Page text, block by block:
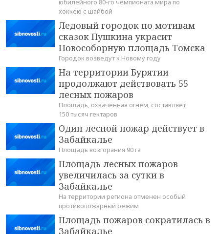
юбилейного 80-го чемпионата мира по
хоккею с шайбой
Ледовый городок по мотивам
сказок Пушкина украсит
Новособорную площадь Томска
Городок возведут к Новому году
На территории Бурятии
продолжают действовать 55
лесных пожаров
Площадь, охваченная огнем, составляет
150 тысяч гектаров
Один лесной пожар действует в
Забайкалье
Площадь возгорания 90 га
Площадь лесных пожаров
увеличилась за сутки в
Забайкалье
На территории региона отменен особый
противопожарный режим
Площадь пожаров сократилась в
Забайкалье